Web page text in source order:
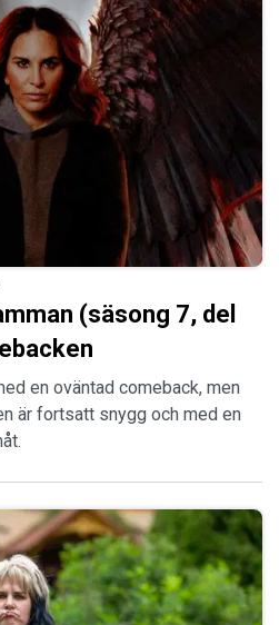
(säsong 7, del
en oväntad comeback, men
är fortsatt snygg och med en